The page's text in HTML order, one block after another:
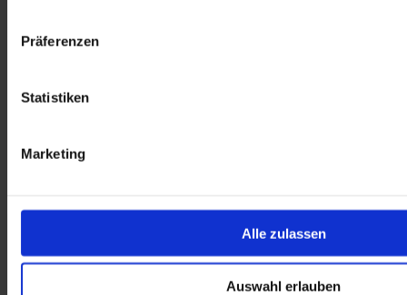
Präferenzen
Statistiken
Marketing
Alle zulassen
Auswahl erlauben
Hier finden Sie Informationen zu Ihren Karriere-Chancen und offen
Stellen in der Dr. Becker Unternehmensgruppe:
DR. BECKER KARRIERE